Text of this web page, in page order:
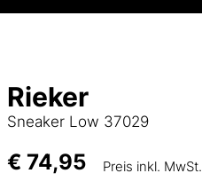
Rieker
Sneaker Low 37029
€ 74,95 Preis inkl. MwSt.